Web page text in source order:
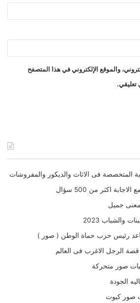
والموقع الإلكتروني في هذا المتصفح
تعليقي.
المتخصصة فى الاثاث والديكور والمفروشات
اكثر من 500 سؤال
معنى جميل
والشباب 2023
رئيس حزب حماة الوطن ( صور )
الرجل الاغرب فى العالم
صور متحركة
الجودة
صور كيوت